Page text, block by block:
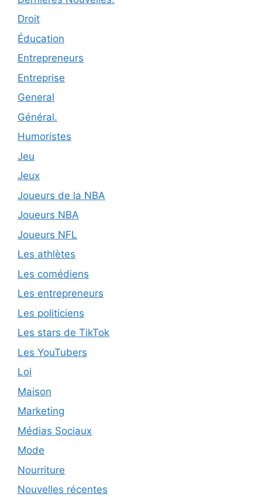
Droit
Éducation
Entrepreneurs
Entreprise
General
Général.
Humoristes
Jeu
Jeux
Joueurs de la NBA
Joueurs NBA
Joueurs NFL
Les athlètes
Les comédiens
Les entrepreneurs
Les politiciens
Les stars de TikTok
Les YouTubers
Loi
Maison
Marketing
Médias Sociaux
Mode
Nourriture
Nouvelles récentes